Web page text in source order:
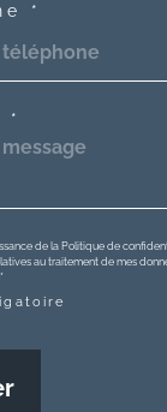
*
*
de la Politique de
au traitement de mes